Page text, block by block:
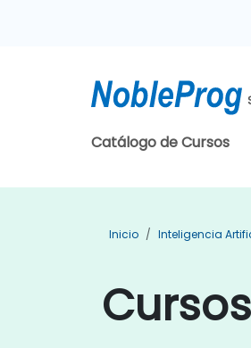
Catálogo de Cursos
Inicio Inteligencia